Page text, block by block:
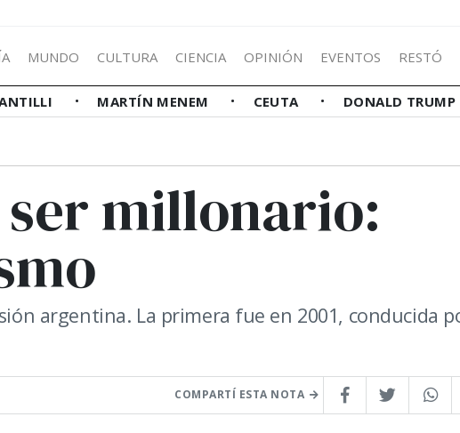
MUNDO CULTURA CIENCIA OPINIÓN EVENTOS RESTÓ
MARTÍN MENEM CEUTA DONALD TRUMP
millonario:
argentina. La primera fue en 2001, conducida
COMPARTÍ ESTA NOTA